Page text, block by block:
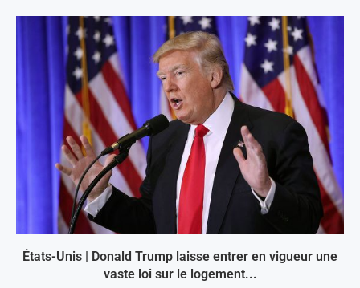
États-Unis | Donald Trump laisse entrer en vigueur une
vaste loi sur le logement...